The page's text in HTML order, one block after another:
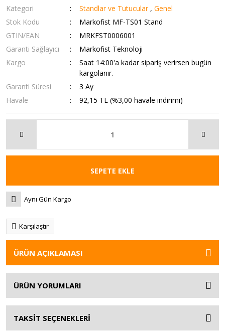
Kategori Standlar ve Tutucular ,Genel
Stok Kodu
Markofist MF-TS01 Stand
GTIN/EAN
MRKFST0006001
Garanti Sağlayıcı
Markofist Teknoloji
Kargo
Saat 14:00'a kadar sipariş verirsen bugün
kargolanır.
Garanti Süresi
3 Ay
Havale
92,15 TL (%3,00 havale indirimi)
SEPETE EKLE
Aynı Gün Kargo
Karşılaştır
ÜRÜN AÇIKLAMASI
ÜRÜN YORUMLARI
TAKSİT SEÇENEKLERİ